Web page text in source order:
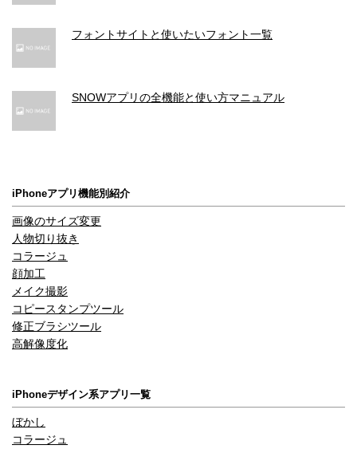
フォントサイトと使いたいフォント一覧
SNOWアプリの全機能と使い方マニュアル
iPhoneアプリ機能別紹介
画像のサイズ変更
人物切り抜き
コラージュ
顔加工
メイク撮影
コピースタンプツール
修正ブラシツール
高解像度化
iPhoneデザイン系アプリ一覧
ぼかし
コラージュ